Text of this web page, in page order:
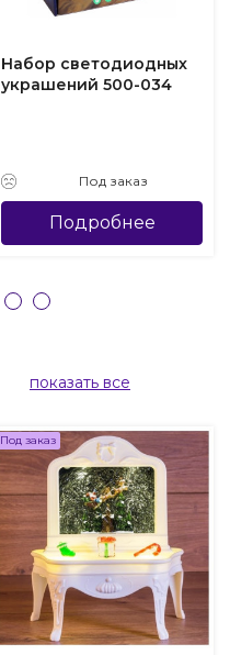
Набор светодиодных
украшений 500-034
Под заказ
Подробнее
показать все
Под заказ